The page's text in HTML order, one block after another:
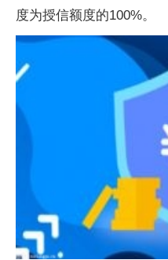
度为授信额度的100%。